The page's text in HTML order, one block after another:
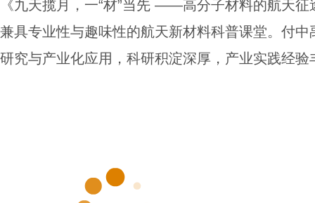
《九天揽月，一“材”当先 ——高分子材料的航天
兼具专业性与趣味性的航天新材料科普课堂。付
研究与产业化应用，科研积淀深厚，产业实践经验